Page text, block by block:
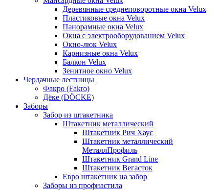
Деревянные среднеповоротные окна Velux
Пластиковые окна Velux
Панорамные окна Velux
Окна с электрооборудованием Velux
Окно-люк Velux
Карнизные окна Velux
Балкон Velux
Зенитное окно Velux
Чердачные лестницы
Факро (Fakro)
Дёке (DÖCKE)
Заборы
Забор из штакетника
Штакетник металлический
Штакетник Рич Хаус
Штакетник металлический
МеталлПрофиль
Штакетник Grand Line
Штакетник Вегасток
Евро штакетник на забор
Заборы из профнастила